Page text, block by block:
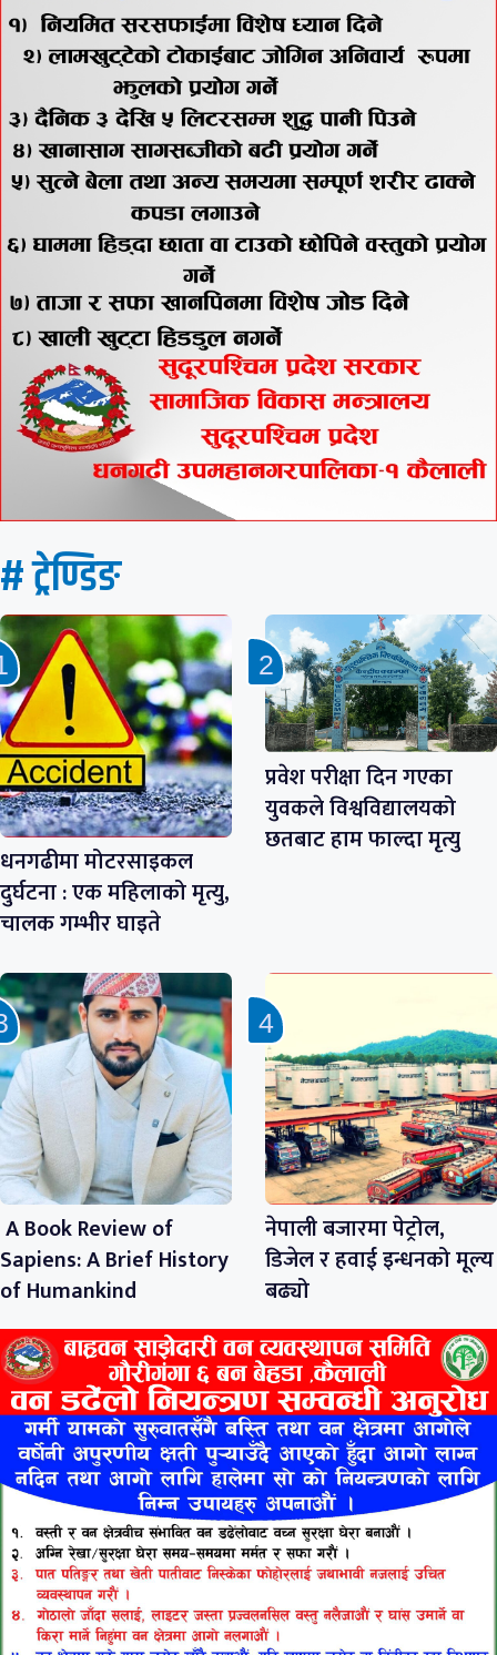
# ट्रेण्डिङ
धनगढीमा मोटरसाइकल
दुर्घटना : एक महिलाको मृत्यु,
चालक गम्भीर घाइते
प्रवेश परीक्षा दिन गएका
युवकले विश्वविद्यालयको
छतबाट हाम फाल्दा मृत्यु
A Book Review of
Sapiens: A Brief History
of Humankind
नेपाली बजारमा पेट्रोल,
डिजेल र हवाई इन्धनको मूल्य
बढ्यो